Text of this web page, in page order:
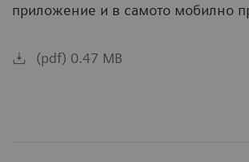
приложение и в самото мобилно
(pdf) 0.47 MB